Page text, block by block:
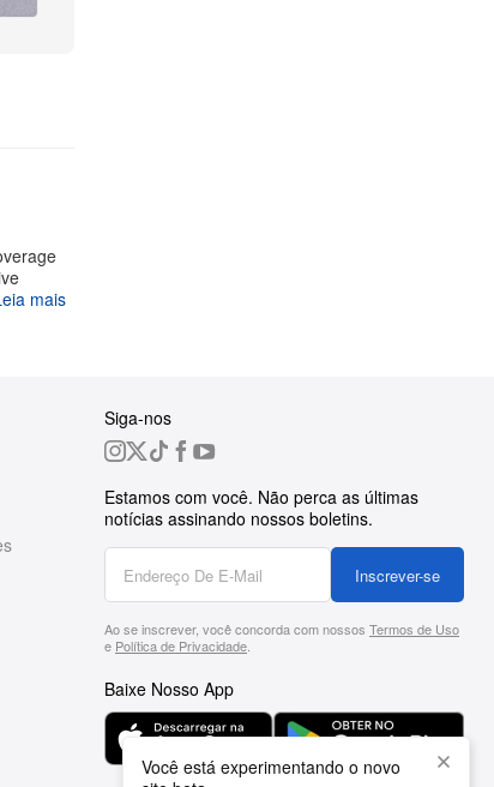
mais
Siga-nos
Estamos com você. Não perca as últimas
notícias assinando nossos boletins.
Inscrever-se
Ao se inscrever, você concorda com nossos Termos de Uso
e Política de Privacidade.
Baixe Nosso App
Você está experimentando o novo